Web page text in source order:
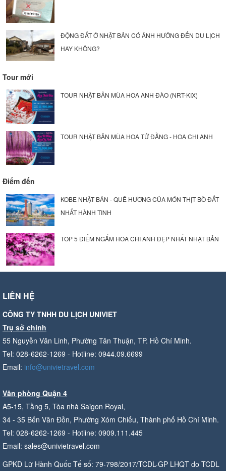
ĐỘNG ĐẤT Ở NHẬT BẢN CÓ ẢNH HƯỞNG ĐẾN DU LỊCH
HAY KHÔNG?
Tour mới
TOUR NHẬT BẢN MÙA HOA ANH ĐÀO (NRT-KIX)
TOUR NHẬT BẢN MÙA HOA TỬ ĐẰNG - HOA CHI ANH
Điểm đến
KOBE NHẬT BẢN - QUÊ HƯƠNG CỦA MÓN THỊT BÒ ĐẮT
NHẤT HÀNH TINH
TOP 5 ĐIỂM NGẮM HOA CHI ANH ĐẸP NHẤT NHẬT BẢN
LIÊN HỆ
CÔNG TY TNHH DU LỊCH UNIVIET
Trụ sở chính
55 Nguyễn Văn Linh, Phường Tân Thuận, TP. Hồ Chí Minh.
Tel: 028-6262-1269 - Hotline: 0944.09.6699
Email: info@univietravel.com
Văn phòng Quận 4
A5-15, Tầng 5, Tòa nhà Saigon Royal,
34 - 35 Bến Vân Đồn, Phường Xóm Chiếu, Thành phố Hồ Chí Minh.
Tel: 028-6262-1269 - Hotline: 0909.111.445
Email: sales@univietravel.com
GPKD Lữ Hành Quốc Tế số: 79-798/2017/TCDL-GP LHQT do TCDL